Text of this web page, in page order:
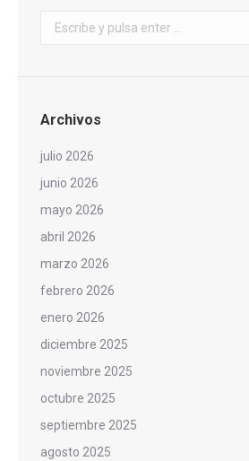
Buscar:
Archivos
julio 2026
junio 2026
mayo 2026
abril 2026
marzo 2026
febrero 2026
enero 2026
diciembre 2025
noviembre 2025
octubre 2025
septiembre 2025
agosto 2025